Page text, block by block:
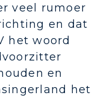
veel rumoer
en dat
het woord
en
het